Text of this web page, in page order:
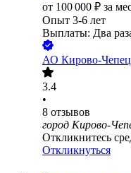
от 100 000 ₽ за
Опыт 3-6 лет
Выплаты: Два
АО Кирово-
3.4
•
8 отзывов
город Кирово-
Откликнитесь
Откликнуться